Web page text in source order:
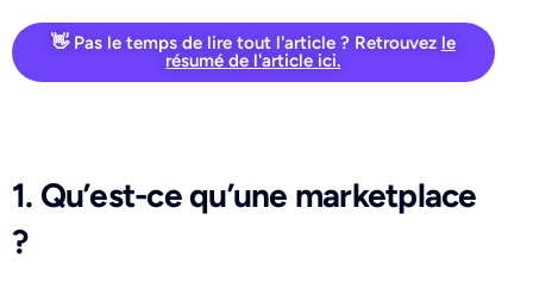
👋 Pas le temps de lire tout l'article ? Retrouvez le
résumé de l'article ici.
1. Qu’est-ce qu’une marketplace
?